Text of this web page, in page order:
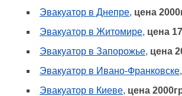
Эвакуатор в Днепре, цена
Эвакуатор в Житомире, цена
Эвакуатор в Запорожье, цена
Эвакуатор в Ивано-Франковске,
Эвакуатор в Киеве, цена